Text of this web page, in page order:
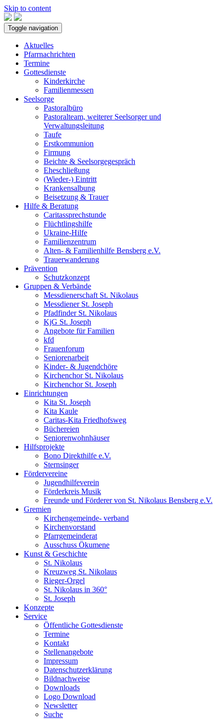
Skip to content
Toggle navigation
Aktuelles
Pfarrnachrichten
Termine
Gottesdienste
Kinderkirche
Familienmessen
Seelsorge
Pastoralbüro
Pastoralteam, weiterer Seelsorger und
Verwaltungsleitung
Taufe
Erstkommunion
Firmung
Beichte & Seelsorgegespräch
Eheschließung
(Wieder-) Eintritt
Krankensalbung
Beisetzung & Trauer
Hilfe & Beratung
Caritassprechstunde
Flüchtlingshilfe
Ukraine-Hilfe
Familienzentrum
Alten- & Familienhilfe Bensberg e.V.
Trauerwanderung
Prävention
Schutzkonzept
Gruppen & Verbände
Messdienerschaft St. Nikolaus
Messdiener St. Joseph
Pfadfinder St. Nikolaus
KjG St. Joseph
Angebote für Familien
kfd
Frauenforum
Seniorenarbeit
Kinder- & Jugendchöre
Kirchenchor St. Nikolaus
Kirchenchor St. Joseph
Einrichtungen
Kita St. Joseph
Kita Kaule
Caritas-Kita Friedhofsweg
Büchereien
Seniorenwohnhäuser
Hilfsprojekte
Bono Direkthilfe e.V.
Sternsinger
Fördervereine
Jugendhilfeverein
Förderkreis Musik
Freunde und Förderer von St. Nikolaus Bensberg e.V.
Gremien
Kirchengemeinde- verband
Kirchenvorstand
Pfarrgemeinderat
Ausschuss Ökumene
Kunst & Geschichte
St. Nikolaus
Kreuzweg St. Nikolaus
Rieger-Orgel
St. Nikolaus in 360°
St. Joseph
Konzepte
Service
Öffentliche Gottesdienste
Termine
Kontakt
Stellenangebote
Impressum
Datenschutzerklärung
Bildnachweise
Downloads
Logo Download
Newsletter
Suche